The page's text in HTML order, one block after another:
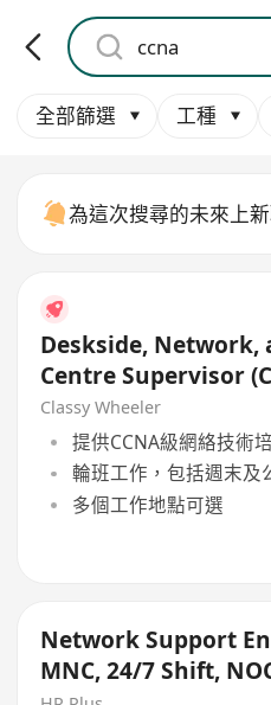
全部篩選 工種
為這次搜尋的未來上
Deskside, Network,
Centre Supervisor
Classy Wheeler
提供CCNA級網絡技術
輪班工作，包括週末及
多個工作地點可選
Network Support
MNC, 24/7 Shift,